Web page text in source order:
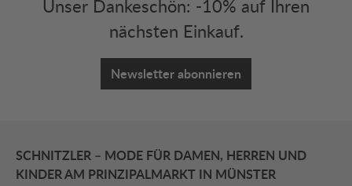
Unser Dankeschön: -10% auf Ihren
nächsten Einkauf.
Newsletter abonnieren
SCHNITZLER – MODE FÜR DAMEN, HERREN UND
KINDER AM PRINZIPALMARKT IN MÜNSTER